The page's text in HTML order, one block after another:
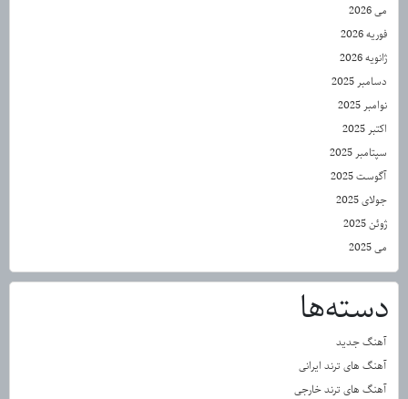
می 2026
فوریه 2026
ژانویه 2026
دسامبر 2025
نوامبر 2025
اکتبر 2025
سپتامبر 2025
آگوست 2025
جولای 2025
ژوئن 2025
می 2025
دسته‌ها
آهنگ جدید
آهنگ های ترند ایرانی
آهنگ های ترند خارجی